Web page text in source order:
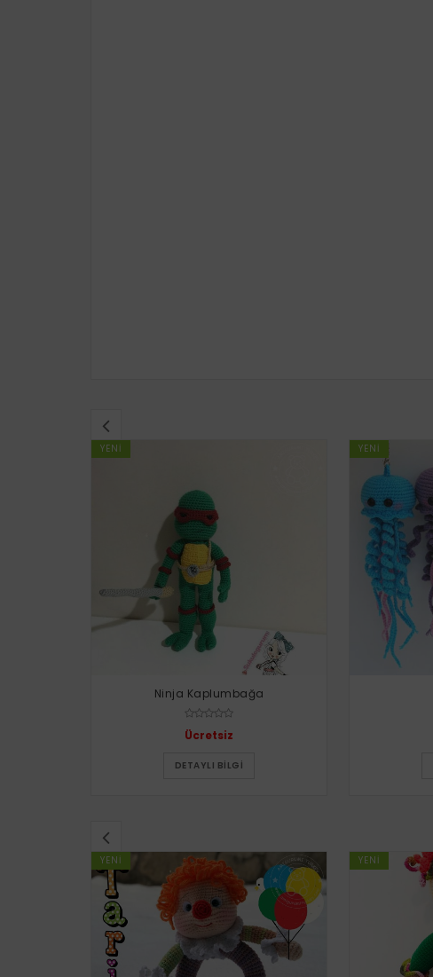
YENI
Ninja Kaplumbağa
Ücretsiz
DETAYLI BILGI
YENI
YENI YENI